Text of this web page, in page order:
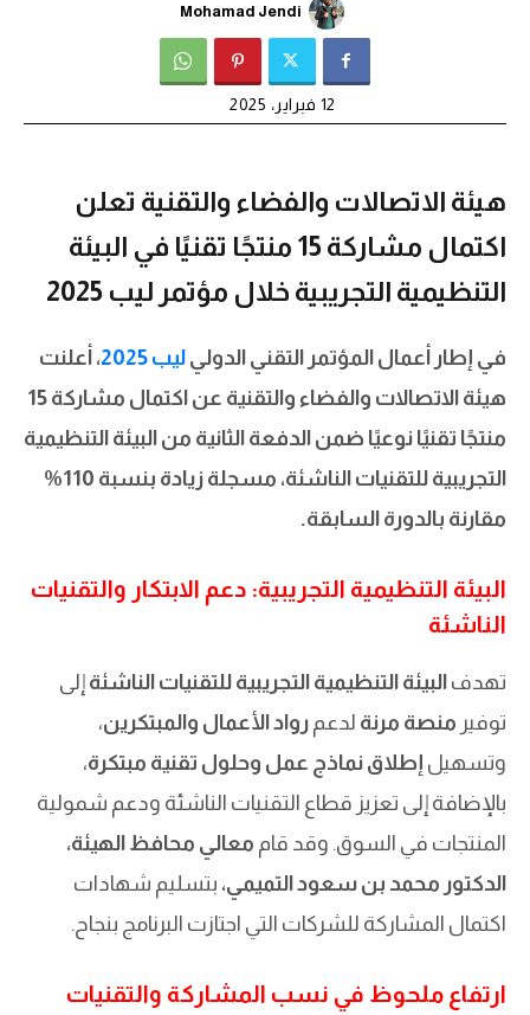
Mohamad Jendi
12 فبراير، 2025
هيئة الاتصالات والفضاء والتقنية تعلن
اكتمال مشاركة 15 منتجًا تقنيًا في البيئة
التنظيمية التجريبية خلال مؤتمر ليب 2025
في إطار أعمال المؤتمر التقني الدولي ليب 2025
، أعلنت
هيئة الاتصالات والفضاء والتقنية عن اكتمال مشاركة 15
منتجًا تقنيًا نوعيًا ضمن الدفعة الثانية من البيئة التنظيمية
التجريبية للتقنيات الناشئة، مسجلة زيادة بنسبة 110%
مقارنة بالدورة السابقة.
البيئة التنظيمية التجريبية: دعم الابتكار والتقنيات
الناشئة
تهدف البيئة التنظيمية التجريبية للتقنيات الناشئة إلى
توفير منصة مرنة لدعم رواد الأعمال والمبتكرين،
وتسهيل إطلاق نماذج عمل وحلول تقنية مبتكرة،
بالإضافة إلى تعزيز قطاع التقنيات الناشئة ودعم شمولية
المنتجات في السوق. وقد قام معالي محافظ الهيئة،
الدكتور محمد بن سعود التميمي، بتسليم شهادات
اكتمال المشاركة للشركات التي اجتازت البرنامج بنجاح.
ارتفاع ملحوظ في نسب المشاركة والتقنيات